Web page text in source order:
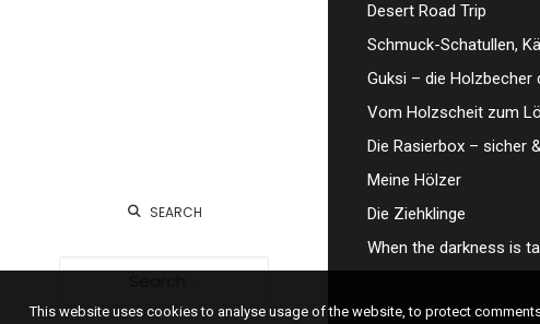
SEARCH
Desert Road Trip
Schmuck-Schatullen,
Guksi – die Holzbecher
Vom Holzscheit zum
Die Rasierbox – sicher
Meine Hölzer
Die Ziehklinge
When the darkness is
This website uses cookies to analyse usage of the website, to protect